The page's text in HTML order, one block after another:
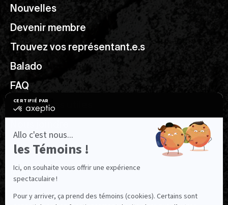
Nouvelles
Devenir membre
Trouvez vos représentant.e.s
Balado
FAQ
Ressources utiles
NOUS SUIVRE
Facebook